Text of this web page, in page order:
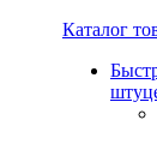
Каталог